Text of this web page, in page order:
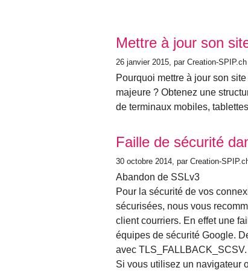
Mettre à jour son
26 janvier 2015 , par Creation-SPIP.ch
Pourquoi mettre à jour son
majeure ? Obtenez une
de terminaux mobiles,
Faille de sécurité
30 octobre 2014 , par Creation-
Abandon de SSLv3
Pour la sécurité de vos
sécurisées, nous vous
client courriers. En effet une
équipes de sécurité Google.
avec
Si vous utilisez un navigateur